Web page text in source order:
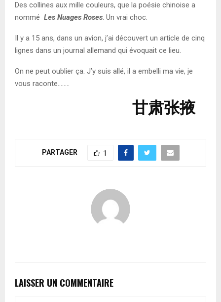
Des collines aux mille couleurs, que la poésie chinoise a
nommé Les Nuages Roses. Un vrai choc.
Il y a 15 ans, dans un avion, j’ai découvert un article de cinq
lignes dans un journal allemand qui évoquait ce lieu.
On ne peut oublier ça. J’y suis allé, il a embelli ma vie, je
vous raconte……..
甘肃张掖
PARTAGER 1
LAISSER UN COMMENTAIRE